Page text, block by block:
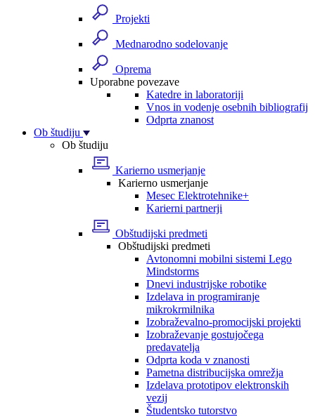
Projekti
Mednarodno sodelovanje
Oprema
Uporabne povezave
Katedre in laboratoriji
Vnos in vodenje osebnih bibliografij
Odprta znanost
Ob študiju
Ob študiju
Karierno usmerjanje
Karierno usmerjanje
Mesec Elektrotehnike+
Karierni partnerji
Obštudijski predmeti
Obštudijski predmeti
Avtonomni mobilni sistemi Lego
Mindstorms
Dnevi industrijske robotike
Izdelava in programiranje
mikrokrmilnika
Izobraževalno-promocijski projekti
Izobraževanje gostujočega
predavatelja
Odprta koda v znanosti
Pametna distribucijska omrežja
Izdelava prototipov elektronskih
vezij
Študentsko tutorstvo